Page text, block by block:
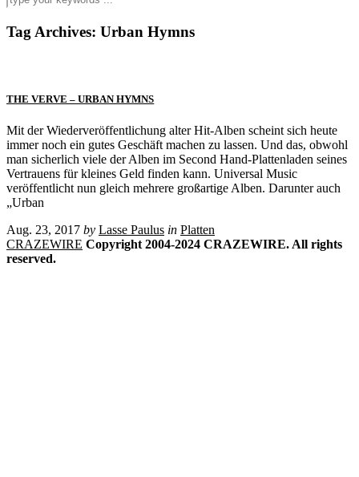
Tag Archives: Urban Hymns
THE VERVE – URBAN HYMNS
Mit der Wiederveröffentlichung alter Hit-Alben scheint sich heute
immer noch ein gutes Geschäft machen zu lassen. Und das, obwohl
man sicherlich viele der Alben im Second Hand-Plattenladen seines
Vertrauens für kleines Geld finden kann. Universal Music
veröffentlicht nun gleich mehrere großartige Alben. Darunter auch
„Urban
Aug. 23, 2017 by Lasse Paulus in Platten
CRAZEWIRE Copyright 2004-2024 CRAZEWIRE. All rights
reserved.